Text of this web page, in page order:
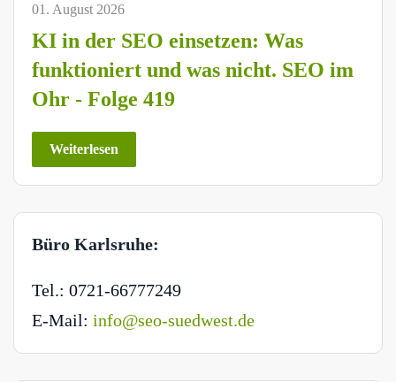
01. August 2026
KI in der SEO einsetzen: Was
funktioniert und was nicht. SEO im
Ohr - Folge 419
Weiterlesen
Büro Karlsruhe:
Tel.: 0721-66777249
E-Mail: info@seo-suedwest.de